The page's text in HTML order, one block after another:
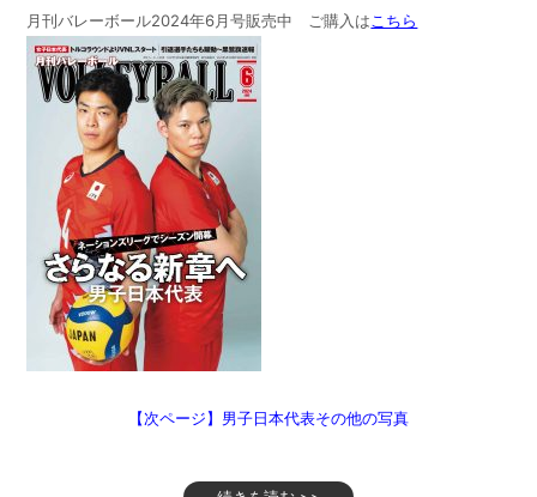
月刊バレーボール2024年6月号販売中 ご購入は こちら
【次ページ】男子日本代表その他の写真